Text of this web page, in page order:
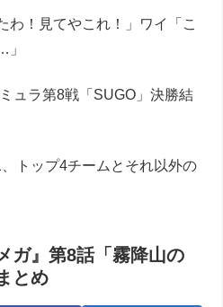
わ！見てやこれ！」ワイ「こ
」
ュラ第8戦「SUGO」決勝結
、トップ4チームとそれ以外の
ガ』第8話「霧降山の
とめ